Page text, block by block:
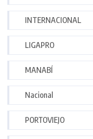
INTERNACIONAL
LIGAPRO
MANABÍ
Nacional
PORTOVIEJO